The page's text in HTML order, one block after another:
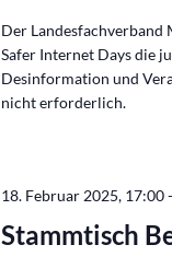
Der Landesfachverband
Safer Internet Days die
Desinformation und
nicht erforderlich.
Stammtisch
18. Februar 2025, 17:00-